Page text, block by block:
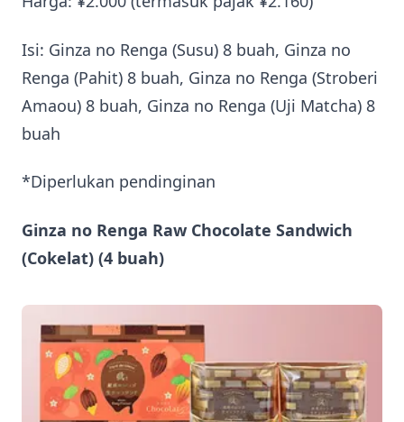
Isi: Ginza no Renga (Susu) 8 buah, Ginza no
Renga (Pahit) 8 buah, Ginza no Renga (Stroberi
Amaou) 8 buah, Ginza no Renga (Uji Matcha) 8
buah
*Diperlukan pendinginan
Ginza no Renga Raw Chocolate Sandwich
(Cokelat) (4 buah)